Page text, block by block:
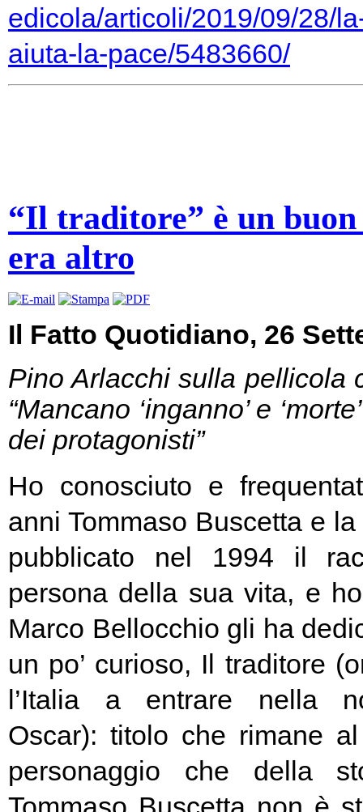
edicola/articoli/2019/09/28/
aiuta-la-pace/5483660/
“Il traditore” è un
era altro
Il Fatto Quotidiano, 26
Pino Arlacchi sulla pellicola
“Mancano ‘inganno’ e
dei protagonisti”
Ho conosciuto e
anni Tommaso Buscetta e
pubblicato nel 1994 il
persona della sua vita, e
Marco Bellocchio gli ha
un po’ curioso, Il traditore
l’Italia a entrare nella
Oscar): titolo che rimane
personaggio che della